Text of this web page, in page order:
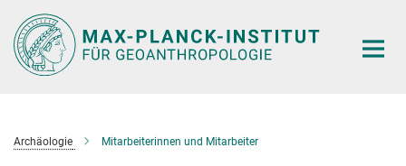
Hauptinhalt
Archäologie Mitarbeiterinnen und Mitarbeiter